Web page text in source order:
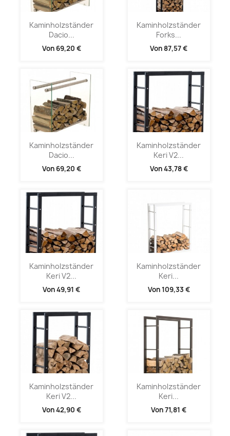
Kaminholzständer
Dacio...
Von 69,20 €
Kaminholzständer
Forks...
Von 87,57 €
Kaminholzständer
Dacio...
Von 69,20 €
Kaminholzständer
Keri V2...
Von43,78 €
Kaminholzständer
Keri V2...
Von49,91 €
Kaminholzständer
Keri...
Von109,33 €
Kaminholzständer
Keri V2...
Von42,90 €
Kaminholzständer
Keri...
Von71,81 €